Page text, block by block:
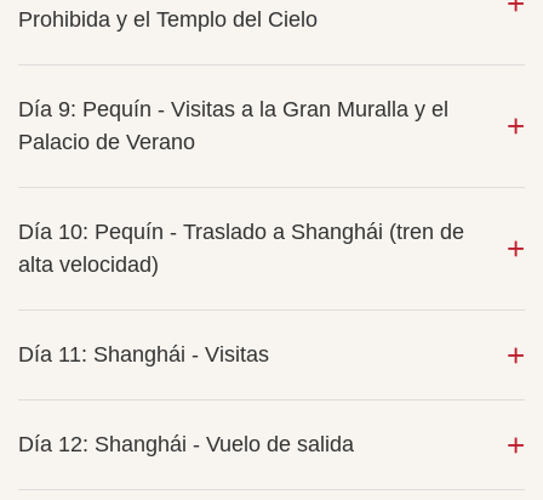
Prohibida y el Templo del Cielo
Día 9: Pequín - Visitas a la Gran Muralla y el
Palacio de Verano
Día 10: Pequín - Traslado a Shanghái (tren de
alta velocidad)
Día 11: Shanghái - Visitas
Día 12: Shanghái - Vuelo de salida